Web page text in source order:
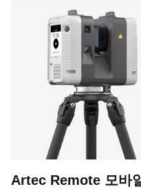
Artec Remote 모바